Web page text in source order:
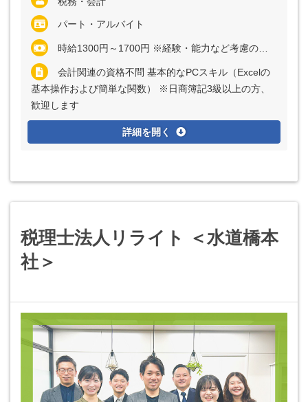
パート・アルバイト
時給1300円～1700円 ※経験・能力など考慮の上、決定いたします
会計関連の資格不問 基本的なPCスキル（Excelの
基本操作および簡単な関数） ※日商簿記3級以上の方、
歓迎します
詳細を開く
税理士法人リライト ＜水道橋本
社＞